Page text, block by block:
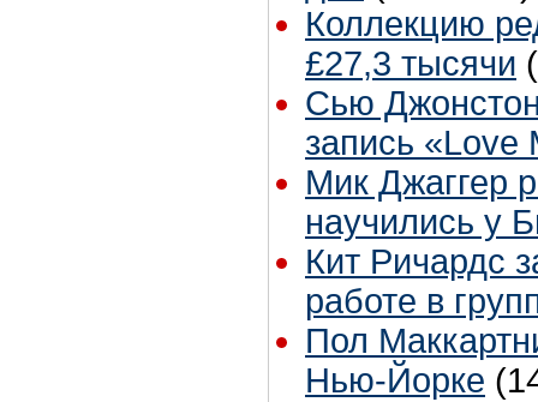
Коллекцию
£27,3 тысячи
Сью
запись «Love
Мик Джаггер
научились у
Кит Ричардс
работе в
Пол
Нью-Йорке